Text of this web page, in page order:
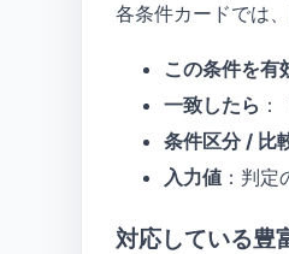
各条件カードでは
この条件を有
一致したら
条件区分 / 比
入力値 ：判
対応している豊